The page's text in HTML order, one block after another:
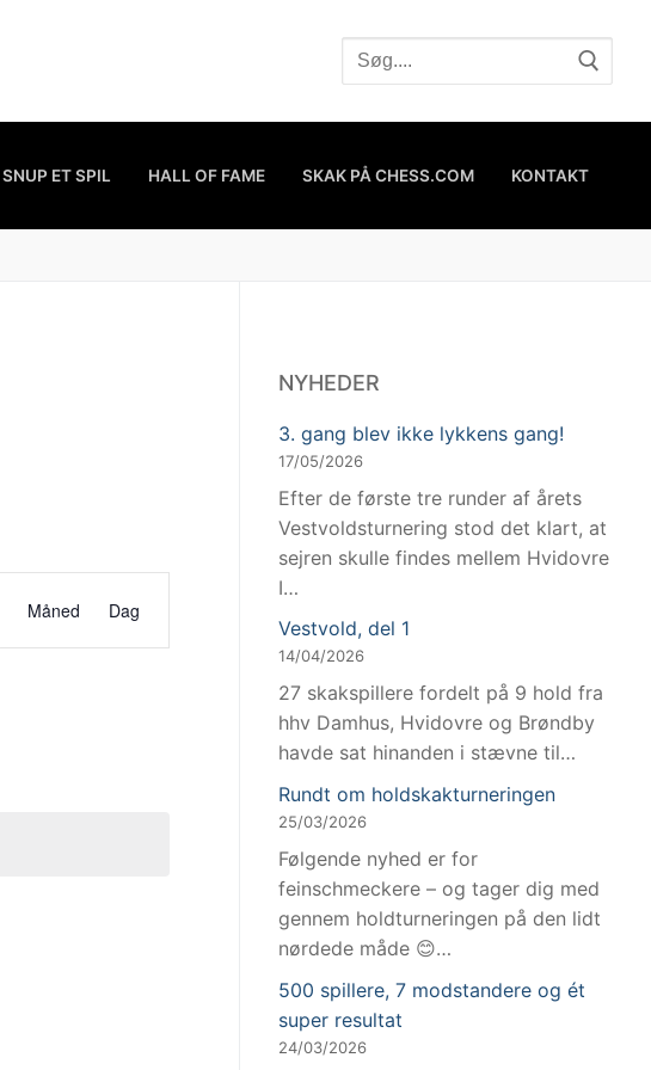
SNUP ET SPIL HALL OF FAME SKAK PÅ CHESS.COM KONTAKT
Begivenhed
Visninger
Måned Dag
NYHEDER
3. gang blev ikke lykkens gang!
17/05/2026
Efter de første tre runder af årets
Vestvoldsturnering stod det klart, at
sejren skulle findes mellem Hvidovre
I…
Vestvold, del 1
14/04/2026
27 skakspillere fordelt på 9 hold fra
hhv Damhus, Hvidovre og Brøndby
havde sat hinanden i stævne til…
Rundt om holdskakturneringen
25/03/2026
Følgende nyhed er for
feinschmeckere – og tager dig med
gennem holdturneringen på den lidt
nørdede måde 😊…
500 spillere, 7 modstandere og ét
super resultat
24/03/2026